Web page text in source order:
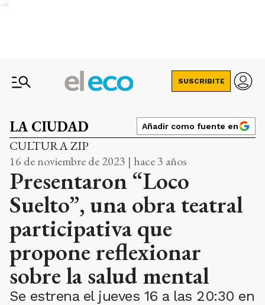
Ads
SUSCRIBITE
LA CIUDAD Añadir como fuente en
CULTURA ZIP
16 de noviembre de 2023 | hace 3 años
Presentaron “Loco
Suelto”, una obra teatral
participativa que
propone reflexionar
sobre la salud mental
Se estrena el jueves 16 a las 20:30 en